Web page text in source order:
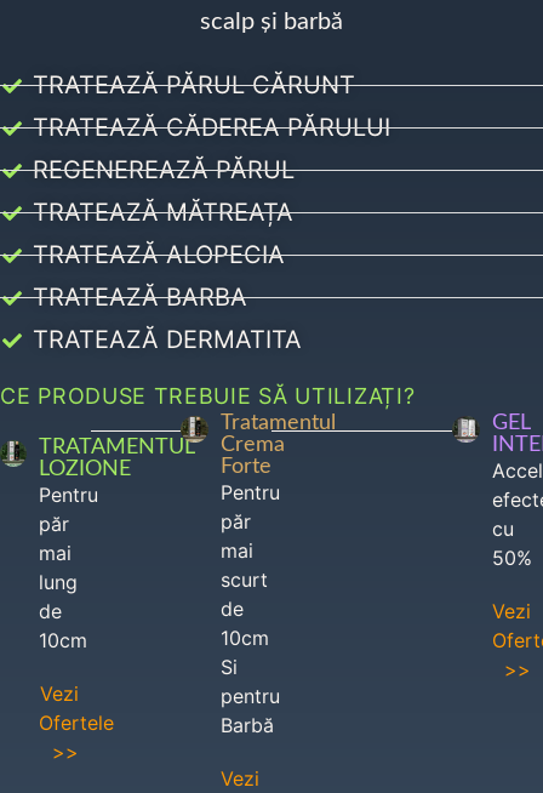
scalp și barbă
TRATEAZĂ PĂRUL CĂRUNT
TRATEAZĂ CĂDEREA PĂRULUI
REGENEREAZĂ PĂRUL
TRATEAZĂ MĂTREAȚA
TRATEAZĂ ALOPECIA
TRATEAZĂ BARBA
TRATEAZĂ DERMATITA
CE PRODUSE TREBUIE SĂ UTILIZAȚI?
TRATAMENTUL
LOZIONE
Pentru
păr
mai
lung
de
10cm
Vezi
Ofertele
>>
Tratamentul
Crema
Forte
Pentru
păr
mai
scurt
de
10cm
Si
pentru
Barbă
Vezi
GEL
cu
50%
Vezi
>>